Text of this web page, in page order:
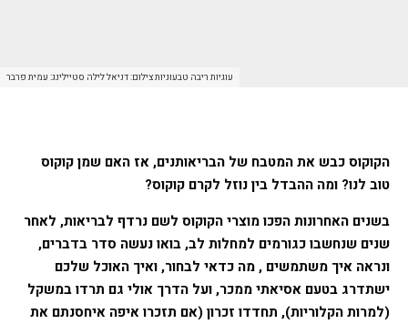
עוגיות ריבה טבעוניות צילום: דניאל לילה סטיילינג: עמית פרבר
הקוקוס כבש את המטבח של הבריאותנים, אז האם שמן קוקוס
טוב לנו? ומה ההבדל בין נוזל לקרם קוקוס?
בשנים האחרונות הפכו מוצרי הקוקוס לשם נרדף לבריאות, לאחר
שנים שנחשבו כגורמים למחלות לב, בואו נעשה סדר בדברים,
ונראה איך משתמשים , מה כדאי לבחור, ואיך האוכל שלכם
ישתדרג בטעם אסיאתי ממכר, ועל הדרך אולי גם תרדו במשקל
(למרות הקלוריות), תחדדו זכרון (אם תזכרו איפה איחסנתם את